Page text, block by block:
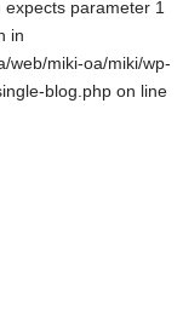
parameter 1
in
web/miki-oa/miki/wp-
blog.php on line